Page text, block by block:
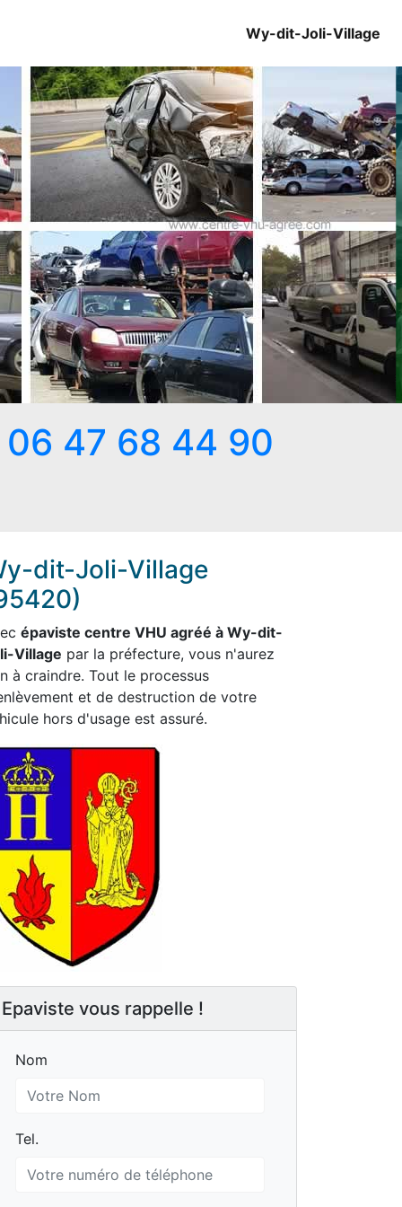
Wy-dit-Joli-Village
06 47 68 44 90
dit-Joli-Village
épaviste centre VHU agréé à Wy-dit-
Village par la préfecture, vous n'aurez
à craindre. Tout le processus
et de destruction de votre
hors d'usage est assuré.
Epaviste vous rappelle !
Nom
Nom
Tel.
Tel.